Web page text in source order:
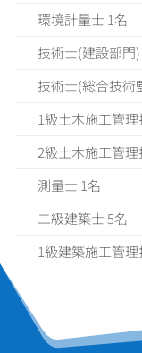
環境計量士 1名
技術士(建設部門
技術士(総合技術
1級土木施工管理
2級土木施工管理
測量士 1名
二級建築士 5名
1級建築施工管理